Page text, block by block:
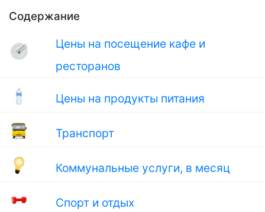
Содержание
Цены на посещение кафе и
ресторанов
Цены на продукты питания
Транспорт
Коммунальные услуги, в месяц
Спорт и отдых